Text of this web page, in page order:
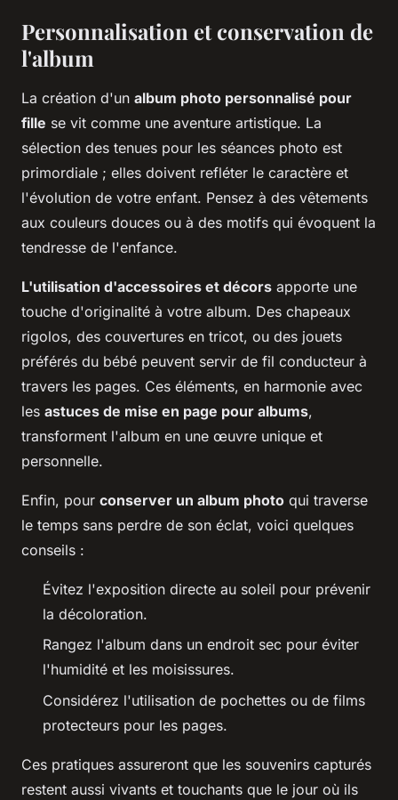
Personnalisation et conservation de
l'album
La création d'un album photo personnalisé pour
fille se vit comme une aventure artistique. La
sélection des tenues pour les séances photo est
primordiale ; elles doivent refléter le caractère et
l'évolution de votre enfant. Pensez à des vêtements
aux couleurs douces ou à des motifs qui évoquent la
tendresse de l'enfance.
L'utilisation d'accessoires et décors apporte une
touche d'originalité à votre album. Des chapeaux
rigolos, des couvertures en tricot, ou des jouets
préférés du bébé peuvent servir de fil conducteur à
travers les pages. Ces éléments, en harmonie avec
les astuces de mise en page pour albums,
transforment l'album en une œuvre unique et
personnelle.
Enfin, pour conserver un album photo qui traverse
le temps sans perdre de son éclat, voici quelques
conseils :
Évitez l'exposition directe au soleil pour prévenir
la décoloration.
Rangez l'album dans un endroit sec pour éviter
l'humidité et les moisissures.
Considérez l'utilisation de pochettes ou de films
protecteurs pour les pages.
Ces pratiques assureront que les souvenirs capturés
restent aussi vivants et touchants que le jour où ils